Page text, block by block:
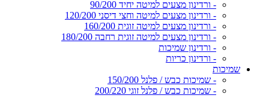
- ורדינון מצעים למיטה יחיד 90/200
- ורדינון מצעים למיטה וחצי דיסני 120/200
- ורדינון מצעים למיטה זוגית 160/200
- ורדינון מצעים למיטה זוגית רחבה 180/200
- ורדינון שמיכות
- ורדינון כריות
שמיכות
- שמיכות כבש / פלנל 150/200
- שמיכות כבש / פלנל זוגי 200/220